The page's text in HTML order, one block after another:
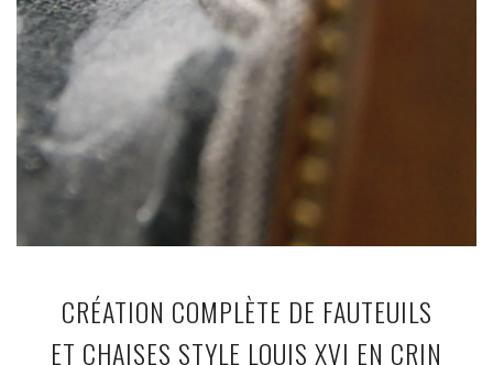
CRÉATION COMPLÈTE DE FAUTEUILS
ET CHAISES STYLE LOUIS XVI EN CRIN